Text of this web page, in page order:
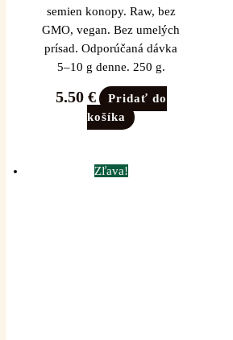
semien konopy. Raw, bez
GMO, vegan. Bez umelých
prísad. Odporúčaná dávka
5–10 g denne. 250 g.
5.50 €
Pridať do
košíka
Zľava!